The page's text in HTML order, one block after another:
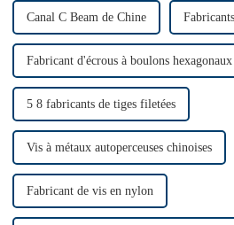
Canal C Beam de Chine
Fabricant d'écrous à boulons hexagonaux
5 8 fabricants de tiges filetées
Vis à métaux autoperceuses chinoises
Fabricant de vis en nylon